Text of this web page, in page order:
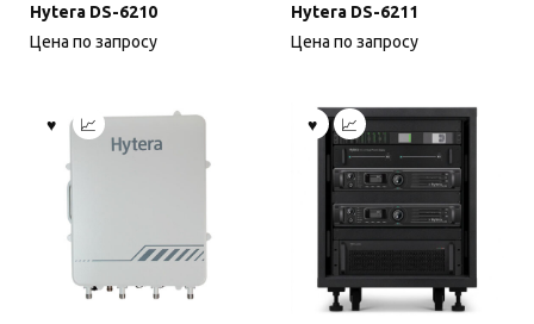
Hytera DS-6210
Цена по запросу
Hytera DS-6211
Цена по запросу